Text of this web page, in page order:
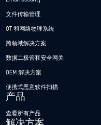
文件传输管理
OT 和网络物理系统
跨领域解决方案
数据二极管和安全网关
OEM 解决方案
便携式恶意软件扫描
产品
查看所有产品